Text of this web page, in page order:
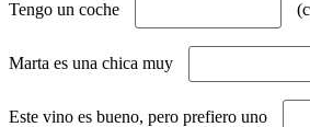
Tengo un coche
Marta es una chica muy
Este vino es bueno, pero prefiero uno